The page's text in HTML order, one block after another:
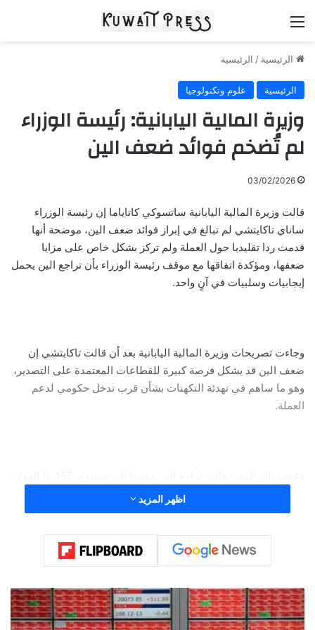
الرئيسية / الرئيسية
الرئيسية علوم وتكنولوجيا
وزيرة المالية اليابانية: رئيسة الوزراء
لم تُضخم فوائد ضعف الين
03/02/2026
قالت وزيرة المالية اليابانية ساتسوكي كاتاياما إن رئيسة الوزراء
ساناي تاكايتشي لم تبالغ في إبراز فوائد ضعف الين، موضحة أنها
قدمت ردا تقليديا حول العملة ولم تركز بشكل خاص على مزايا
ضعفها، ومؤكدة اتفاقها مع موقف رئيسة الوزراء بأن تراجع الين يحمل
إيجابيات وسلبيات في آنٍ واحد.
وجاءت تصريحات وزيرة المالية اليابانية بعد أن قالت تاكايتشي إن
ضعف الين قد يشكل فرصة كبيرة للقطاعات المعتمدة على التصدير،
وهو ما ساهم في تهدئة التكهنات بشأن قرب تدخل حكومي لدعم
العملة.
يوم الاثنين، قبل أن يتداول قرب 155.5 ينا للدولار صباح الثلاثاء.اظهر المزيد
"
ن
ي